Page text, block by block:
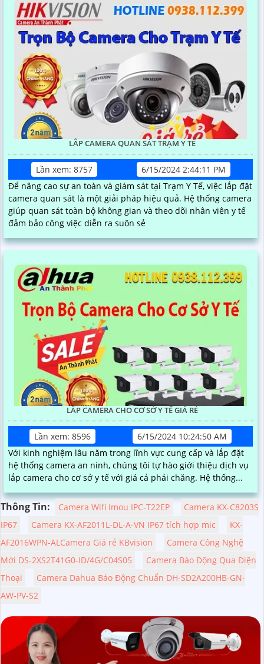
LẮP CAMERA QUAN SÁT TRẠM Y TẾ
Lần xem: 8757
6/15/2024 2:44:11 PM
Để nâng cao sự an toàn và giám sát tại Trạm Y Tế, việc lắp đặt
camera quan sát là một giải pháp hiệu quả. Hệ thống camera
giúp quan sát toàn bộ không gian và theo dõi nhân viên y tế
đảm bảo công việc diễn ra suôn sẻ
LẮP CAMERA CHO CƠ SỞ Y TẾ GIÁ RẺ
Lần xem: 8596
6/15/2024 10:24:50 AM
Với kinh nghiệm lâu năm trong lĩnh vực cung cấp và lắp đặt
hệ thống camera an ninh, chúng tôi tự hào giới thiệu dịch vụ
lắp camera cho cơ sở y tế với giá cả phải chăng. Hệ thống...
Thông Tin: Camera Wifi Imou IPC-T22EP
Camera KX-C8203S
IP67
Camera KX-AF2011L-DL-A-VN IP67 tích hợp mic
KX-
AF2016WPN-ALCamera Giá rẻ KBvision
Camera Công Nghệ
Mới DS-2XS2T41G0-ID/4G/C04S05
Camera Báo Động Qua Điện
Thoại
Camera Dahua Báo Động Chuẩn DH-SD2A200HB-GN-
AW-PV-S2